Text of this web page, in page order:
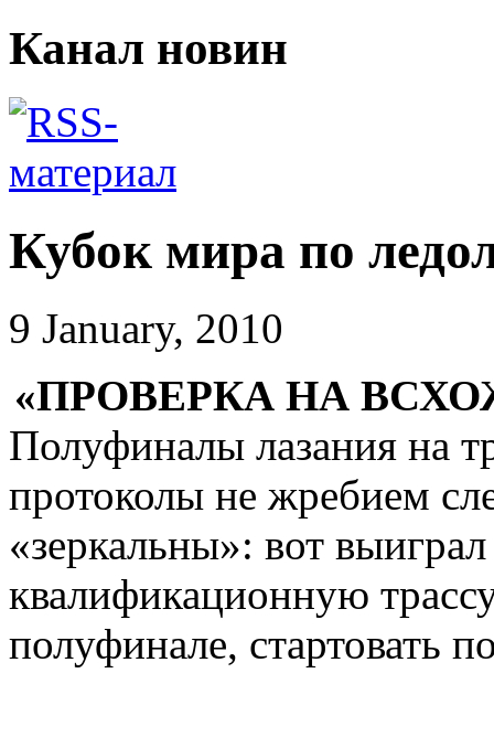
Канал новин
Кубок мира по
9 January, 2010
«ПРОВЕРКА НА
Полуфиналы лазания на
протоколы не жребием
«зеркальны»: вот
квалификационную
полуфинале, стартовать